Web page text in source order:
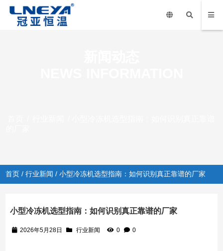
首页 /行业新闻 / 小型冷冻机选型指南：如何识别真正靠谱的厂家
小型冷冻机选型指南：如何识别真正靠谱的厂家
2026年5月28日 行业新闻 0 0